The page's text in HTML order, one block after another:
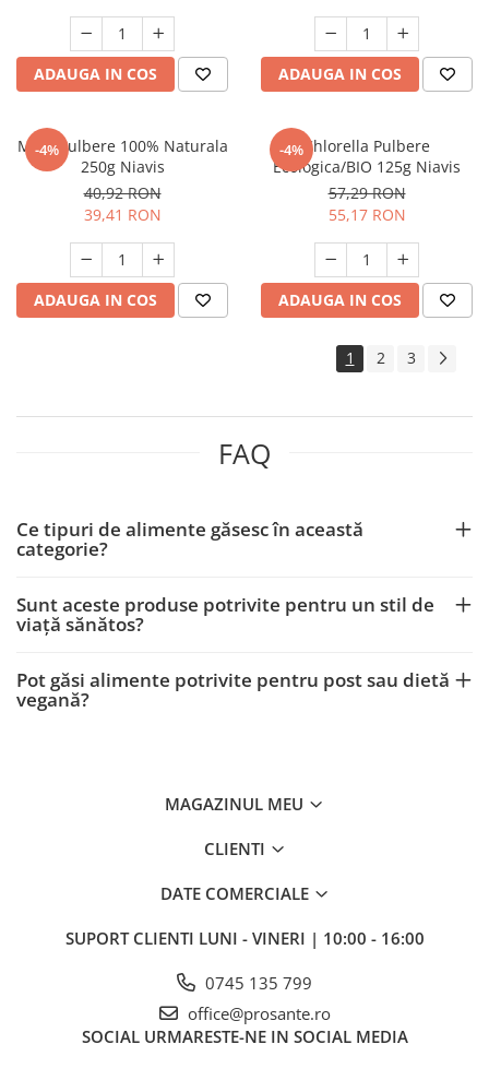
ADAUGA IN COS ADAUGA IN COS
-4%
MSM Pulbere 100% Naturala
250g Niavis
40,92 RON
39,41 RON
ADAUGA IN COS
-4% Chlorella Pulbere
Ecologica/BIO 125g Niavis
57,29 RON
55,17 RON
ADAUGA IN COS
1 2 3
FAQ
Ce tipuri de alimente găsesc în această
categorie?
Sunt aceste produse potrivite pentru un stil de
viață sănătos?
Pot găsi alimente potrivite pentru post sau dietă
vegană?
MAGAZINUL MEU
CLIENTI
DATE COMERCIALE
SUPORT CLIENTI LUNI - VINERI | 10:00 - 16:00
0745 135 799
office@prosante.ro
SOCIAL URMARESTE-NE IN SOCIAL MEDIA